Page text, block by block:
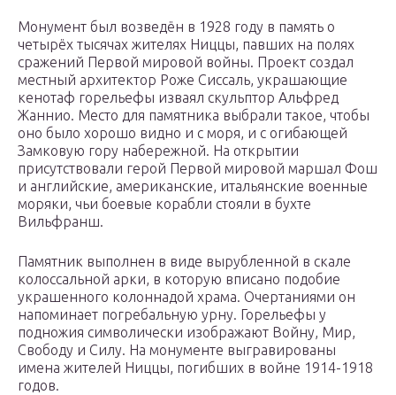
Монумент был возведён в 1928 году в память о
четырёх тысячах жителях Ниццы, павших на полях
сражений Первой мировой войны. Проект создал
местный архитектор Роже Сиссаль, украшающие
кенотаф горельефы изваял скульптор Альфред
Жаннио. Место для памятника выбрали такое, чтобы
оно было хорошо видно и с моря, и с огибающей
Замковую гору набережной. На открытии
присутствовали герой Первой мировой маршал Фош
и английские, американские, итальянские военные
моряки, чьи боевые корабли стояли в бухте
Вильфранш.
Памятник выполнен в виде вырубленной в скале
колоссальной арки, в которую вписано подобие
украшенного колоннадой храма. Очертаниями он
напоминает погребальную урну. Горельефы у
подножия символически изображают Войну, Мир,
Свободу и Силу. На монументе выгравированы
имена жителей Ниццы, погибших в войне 1914-1918
годов.